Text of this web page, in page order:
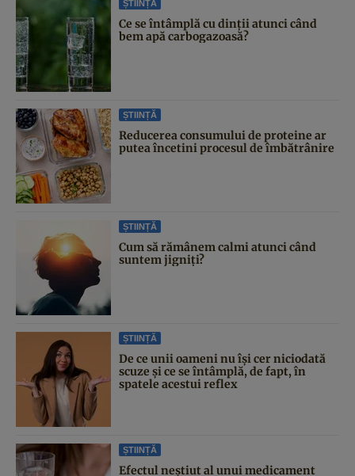
ȘTIINȚĂ
Ce se întâmplă cu dinții atunci când
bem apă carbogazoasă?
ȘTIINȚĂ
Reducerea consumului de proteine ar
putea încetini procesul de îmbătrânire
ȘTIINȚĂ
Cum să rămânem calmi atunci când
suntem jigniți?
ȘTIINȚĂ
De ce unii oameni nu își cer niciodată
scuze și ce se întâmplă, de fapt, în
spatele acestui reflex
ȘTIINȚĂ
Efectul neștiut al unui medicament